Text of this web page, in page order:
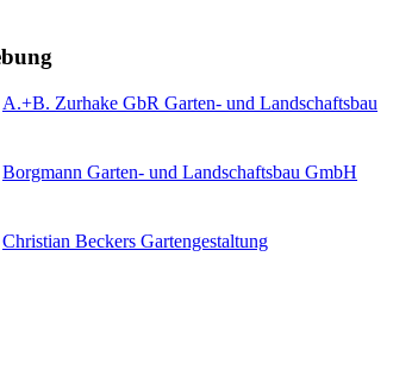
A.+B. Zurhake GbR Garten- und Landschaftsbau
Borgmann Garten- und Landschaftsbau GmbH
Christian Beckers Gartengestaltung